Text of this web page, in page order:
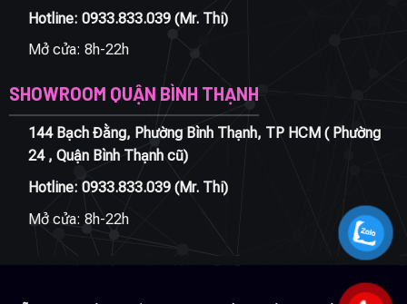
Hotline: 0933.833.039(Mr. Thi)
Mở cửa: 8h-22h
SHOWROOM QUẬN BÌNH THẠNH
144 Bạch Đằng, Phường Bình Thạnh, TP HCM ( Phường
24 , Quận Bình Thạnh cũ)
Hotline: 0933.833.039(Mr. Thi)
Mở cửa: 8h-22h